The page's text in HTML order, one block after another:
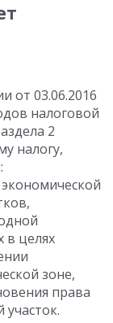
от 03.06.2016
налоговой
2
налогу,
в целях
зоне,
права